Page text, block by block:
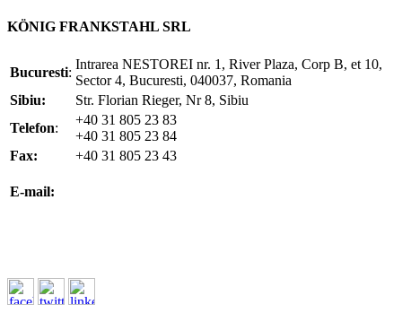
KÖNIG FRANKSTAHL SRL
Bucuresti:
Intrarea NESTOREI nr. 1, River Plaza, Corp B, et 10,
Sector 4, Bucuresti, 040037, Romania
Sibiu:
Str. Florian Rieger, Nr 8, Sibiu
Telefon:
+40 31 805 23 83
+40 31 805 23 84
Fax:
+40 31 805 23 43
E-mail: